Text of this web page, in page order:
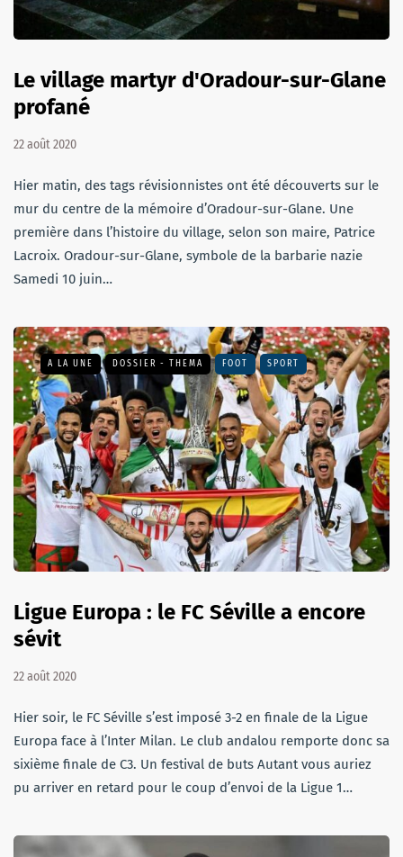
Le village martyr d'Oradour-sur-Glane
profané
22 août 2020
Hier matin, des tags révisionnistes ont été découverts sur le
mur du centre de la mémoire d’Oradour-sur-Glane. Une
première dans l’histoire du village, selon son maire, Patrice
Lacroix. Oradour-sur-Glane, symbole de la barbarie nazie
Samedi 10 juin…
A LA UNE DOSSIER - THEMA FOOT SPORT
Ligue Europa : le FC Séville a encore
sévit
22 août 2020
Hier soir, le FC Séville s’est imposé 3-2 en finale de la Ligue
Europa face à l’Inter Milan. Le club andalou remporte donc sa
sixième finale de C3. Un festival de buts Autant vous auriez
pu arriver en retard pour le coup d’envoi de la Ligue 1…